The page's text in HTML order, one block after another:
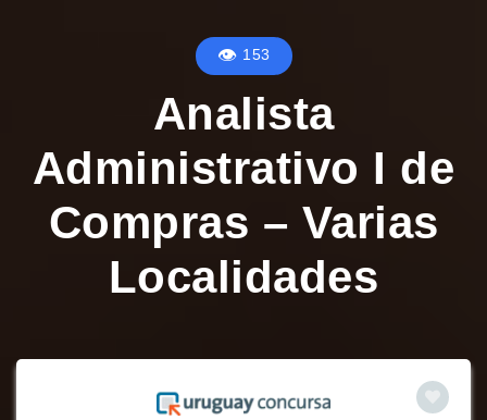
153
Analista
Administrativo I de
Compras – Varias
Localidades